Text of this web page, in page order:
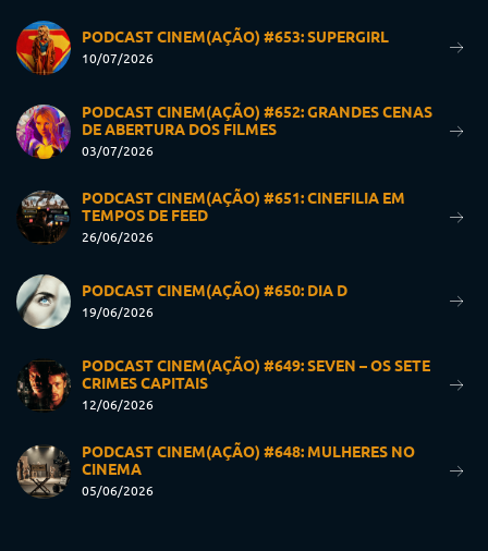
PODCAST CINEM(AÇÃO) #653: SUPERGIRL
10/07/2026
PODCAST CINEM(AÇÃO) #652: GRANDES CENAS
DE ABERTURA DOS FILMES
03/07/2026
PODCAST CINEM(AÇÃO) #651: CINEFILIA EM
TEMPOS DE FEED
26/06/2026
PODCAST CINEM(AÇÃO) #650: DIA D
19/06/2026
PODCAST CINEM(AÇÃO) #649: SEVEN – OS SETE
CRIMES CAPITAIS
12/06/2026
PODCAST CINEM(AÇÃO) #648: MULHERES NO
CINEMA
05/06/2026